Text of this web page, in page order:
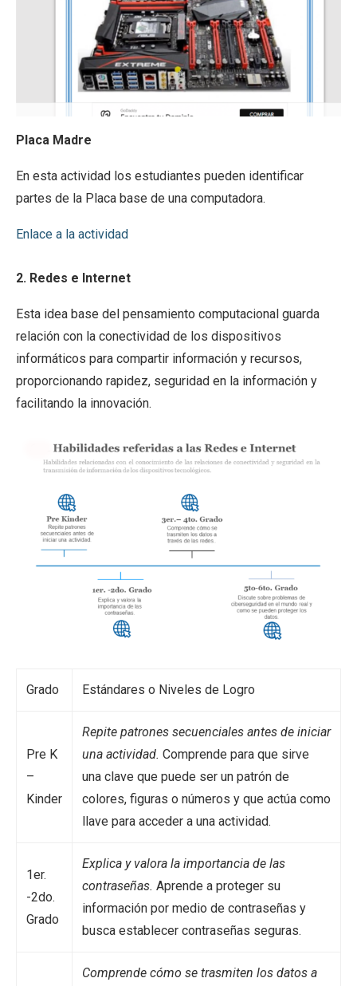
Placa Madre
En esta actividad los estudiantes pueden identificar
partes de la Placa base de una computadora.
Enlace a la actividad
2. Redes e Internet
Esta idea base del pensamiento computacional guarda
relación con la conectividad de los dispositivos
informáticos para compartir información y recursos,
proporcionando rapidez, seguridad en la información y
facilitando la innovación.
Grado Estándares o Niveles de Logro
Pre K
–
Kinder
Repite patrones secuenciales antes de iniciar
una actividad. Comprende para que sirve
una clave que puede ser un patrón de
colores, figuras o números y que actúa como
llave para acceder a una actividad.
1er.
-2do.
Grado
Explica y valora la importancia de las
contraseñas. Aprende a proteger su
información por medio de contraseñas y
busca establecer contraseñas seguras.
Comprende cómo se trasmiten los datos a